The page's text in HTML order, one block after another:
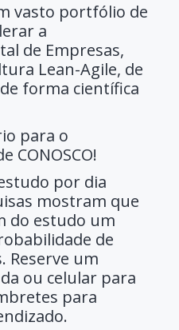
vasto portfólio de
a
de Empresas,
Lean-Agile, de
forma científica
para o
CONOSCO!
por dia
mostram que
do estudo um
de
Reserve um
ou celular para
para